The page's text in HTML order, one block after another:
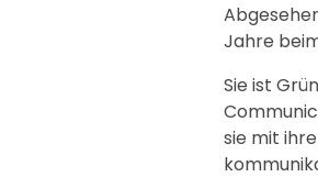
Jahre
Sie ist
sie mit